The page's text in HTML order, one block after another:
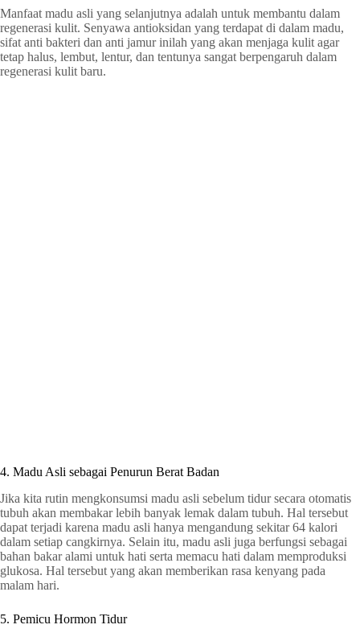
Manfaat madu asli yang selanjutnya adalah untuk membantu dalam
regenerasi kulit. Senyawa antioksidan yang terdapat di dalam madu,
sifat anti bakteri dan anti jamur inilah yang akan menjaga kulit agar
tetap halus, lembut, lentur, dan tentunya sangat berpengaruh dalam
regenerasi kulit baru.
4. Madu Asli sebagai Penurun Berat Badan
Jika kita rutin mengkonsumsi madu asli sebelum tidur secara otomatis
tubuh akan membakar lebih banyak lemak dalam tubuh. Hal tersebut
dapat terjadi karena madu asli hanya mengandung sekitar 64 kalori
dalam setiap cangkirnya. Selain itu, madu asli juga berfungsi sebagai
bahan bakar alami untuk hati serta memacu hati dalam memproduksi
glukosa. Hal tersebut yang akan memberikan rasa kenyang pada
malam hari.
5. Pemicu Hormon Tidur